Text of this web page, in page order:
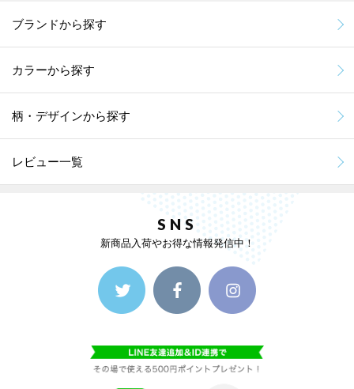
ブランドから探す
カラーから探す
柄・デザインから探す
レビュー一覧
SNS
新商品入荷やお得な情報発信中！